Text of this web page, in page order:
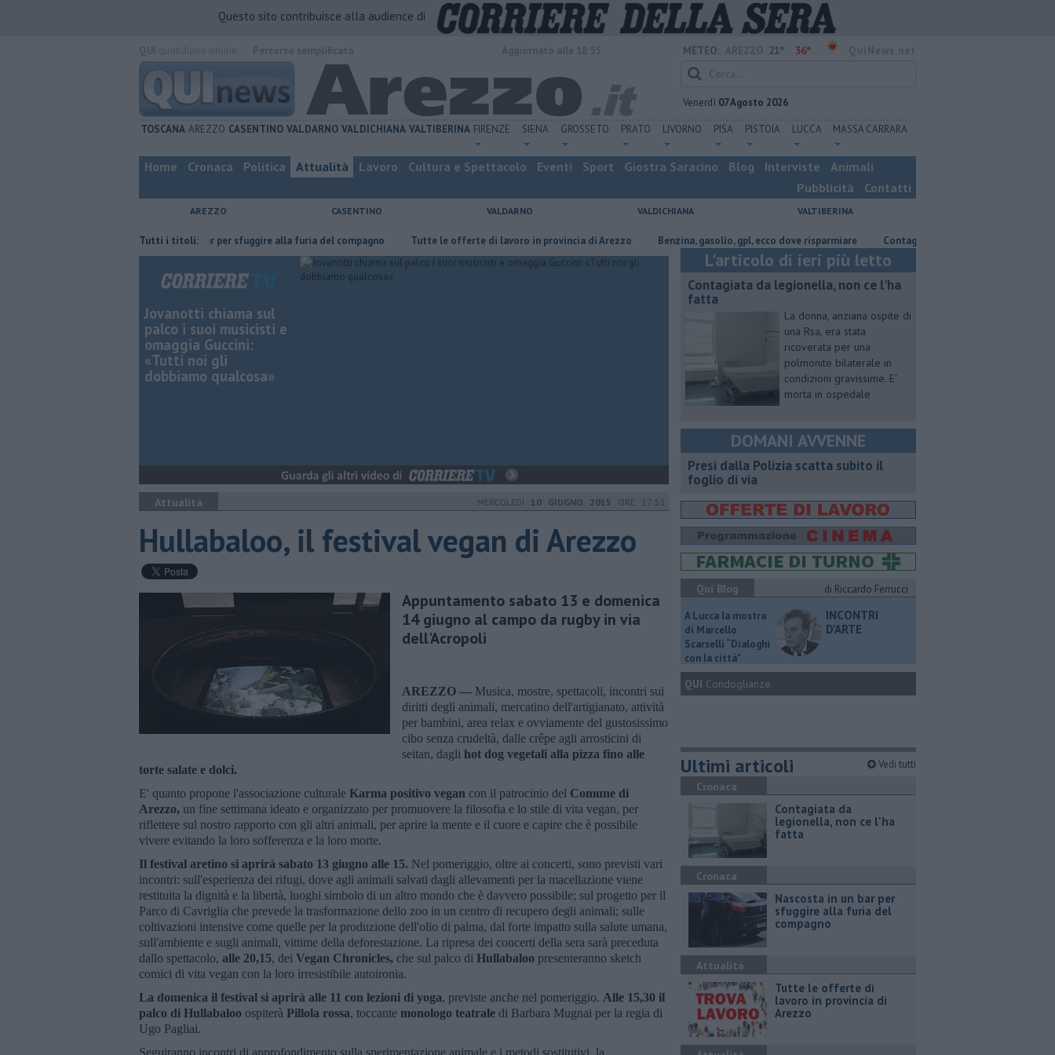
Questo sito contribuisce alla audience di
METEO: 21° 36°
Venerdì 07 Agosto 2026
TOSCANA AREZZO CASENTINO VALDARNO VALDICHIANA VALTIBERINA FIRENZE SIENA GROSSETO PRATO LIVORNO PISA PISTOIA LUCCA MASSA CARRARA
Home Cronaca Politica Attualità Lavoro Cultura e Spettacolo Eventi Sport Giostra Saracino Blog Interviste
Animali
Pubblicità
Contatti
AREZZO CASENTINO VALDARNO VALDICHIANA VALTIBERINA
Tutti i titoli:
Nascosta in un bar per sfuggire alla furia del compagno ​Tutte le offerte di lavoro in provincia di Arezzo ​Benzina, gasolio, gpl, ecco dove risparmiare Contagiata da legionella, non ce l'ha fatta
Jovanotti chiama sul
palco i suoi musicisti e
omaggia Guccini:
«Tutti noi gli
dobbiamo qualcosa»
Attualità MERCOLEDÌ 10 GIUGNO 2015 ORE 17:51
Hullabaloo, il festival vegan di Arezzo
Appuntamento sabato 13 e domenica
14 giugno al campo da rugby in via
dell'Acropoli
AREZZO — Musica, mostre, spettacoli, incontri sui
diritti degli animali, mercatino dell'artigianato, attività
per bambini, area relax e ovviamente del gustosissimo
cibo senza crudeltà, dalle crêpe agli arrosticini di
seitan, dagli hot dog vegetali alla pizza fino alle
torte salate e dolci.
E' quanto propone l'associazione culturale Karma positivo vegan con il patrocinio del Comune di
Arezzo, un fine settimana ideato e organizzato per promuovere la filosofia e lo stile di vita vegan, per
riflettere sul nostro rapporto con gli altri animali, per aprire la mente e il cuore e capire che è possibile
vivere evitando la loro sofferenza e la loro morte.
Il festival aretino si aprirà sabato 13 giugno alle 15. Nel pomeriggio, oltre ai concerti, sono previsti vari
incontri: sull'esperienza dei rifugi, dove agli animali salvati dagli allevamenti per la macellazione viene
restituita la dignità e la libertà, luoghi simbolo di un altro mondo che è davvero possibile; sul progetto per il
Parco di Cavriglia che prevede la trasformazione dello zoo in un centro di recupero degli animali; sulle
coltivazioni intensive come quelle per la produzione dell'olio di palma, dal forte impatto sulla salute umana,
sull'ambiente e sugli animali, vittime della deforestazione. La ripresa dei concerti della sera sarà preceduta
dallo spettacolo, alle 20,15, dei Vegan Chronicles, che sul palco di Hullabaloo presenteranno sketch
comici di vita vegan con la loro irresistibile autoironia.
La domenica il festival si aprirà alle 11 con lezioni di yoga, previste anche nel pomeriggio. Alle 15,30 il
palco di Hullabaloo ospiterà Pillola rossa, toccante monologo teatrale di Barbara Mugnai per la regia di
Ugo Pagliai.
Seguiranno incontri di approfondimento sulla sperimentazione animale e i metodi sostitutivi, la
L'articolo di ieri più letto
Contagiata da legionella, non ce l'ha
fatta
La donna, anziana ospite di
una Rsa, era stata
ricoverata per una
polmonite bilaterale in
condizioni gravissime. E'
morta in ospedale
DOMANI AVVENNE
Presi dalla Polizia scatta subito il
foglio di via
Qui Blog
di Riccardo Ferrucci
A Lucca la mostra
di Marcello
Scarselli “Dialoghi
con la città"
INCONTRI
D'ARTE
QUI Condoglianze
Ultimi articoli Vedi tutti
Cronaca
Contagiata da
legionella, non ce l'ha
fatta
Cronaca
Nascosta in un bar per
sfuggire alla furia del
compagno
Attualità
​Tutte le offerte di
lavoro in provincia di
Arezzo